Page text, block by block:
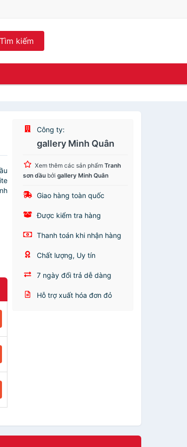
Tìm kiếm
Công ty:
gallery Minh Quân
Xem thêm các sản phẩmTranh
sơn dầu bởigallery Minh Quân
Giao hàng toàn quốc
Được kiểm tra hàng
Thanh toán khi nhận hàng
Chất lượng, Uy tín
7 ngày đổi trả dễ dàng
Hỗ trợ xuất hóa đơn đỏ